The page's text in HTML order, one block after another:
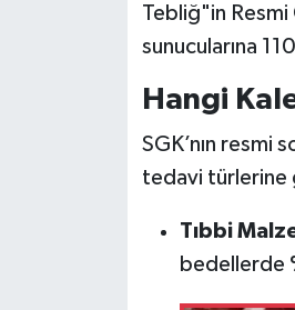
Tebliğ"in
sunucularına
Hangi
SGK’nın resmi
tedavi türlerine
Tıbbi
bedellerde